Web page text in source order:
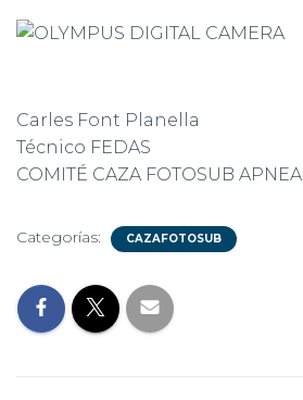
Carles Font Planella
Técnico FEDAS
COMITÉ CAZA FOTOSUB APNEA
Categorías: CAZAFOTOSUB